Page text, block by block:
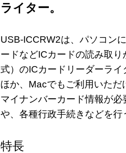
ライター。
USB-ICCRW2は、パソコン
ードなどICカードの読み取
式）のICカードリーダーラ
ほか、Macでもご利用いただ
マイナンバーカード情報が
や、各種行政手続きなどを
特長